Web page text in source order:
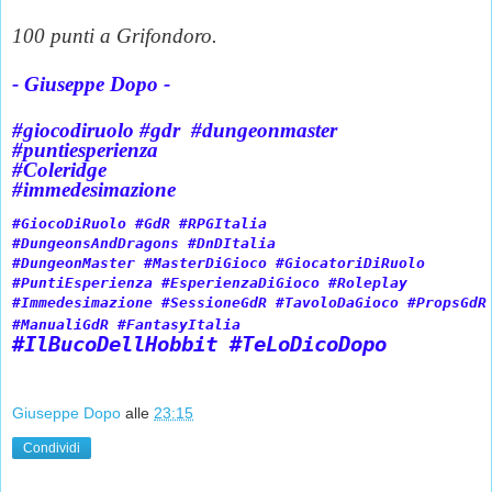
100 punti a Grifondoro.
- Giuseppe Dopo -
#giocodiruolo #gdr #dungeonmaster
#puntiesperienza
#Coleridge
#immedesimazione
#GiocoDiRuolo #GdR #RPGItalia
#DungeonsAndDragons #DnDItalia
#DungeonMaster #MasterDiGioco #GiocatoriDiRuolo
#PuntiEsperienza #EsperienzaDiGioco #Roleplay
#Immedesimazione #SessioneGdR #TavoloDaGioco
#ManualiGdR #FantasyItalia
#IlBucoDellHobbit #TeLoDicoDopo
Giuseppe Dopo alle 23:15
Condividi